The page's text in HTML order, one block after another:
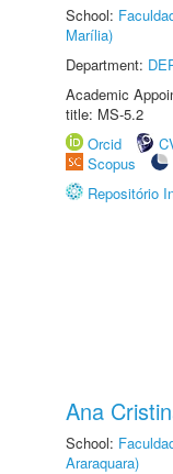
School:
Marília)
Department:
Academic
title: MS-5.2
Orcid
Scopus
Repositório
Ana
School:
Araraquara)